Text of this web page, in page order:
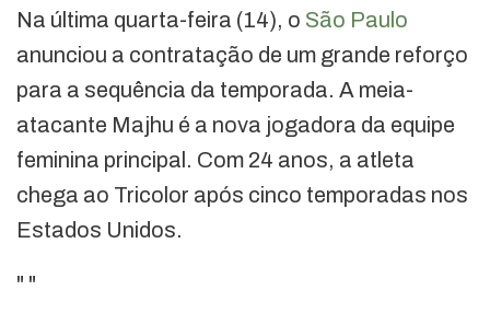
Na última quarta-feira (14), o São Paulo
anunciou a contratação de um grande reforço
para a sequência da temporada. A meia-
atacante Majhu é a nova jogadora da equipe
feminina principal. Com 24 anos, a atleta
chega ao Tricolor após cinco temporadas nos
Estados Unidos.
" "